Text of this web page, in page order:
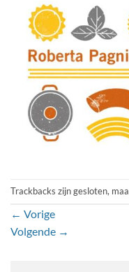
Trackbacks zijn gesloten,
← Vorige
Volgende →